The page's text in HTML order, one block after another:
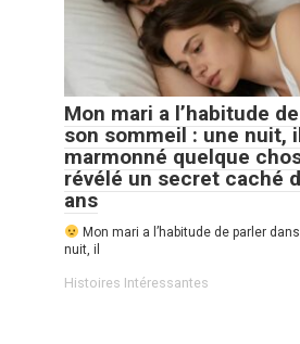
Mon mari a l’habitude
son sommeil : une nuit,
marmonné quelque
révélé un secret caché
ans
Mon mari a l’habitude de parler
nuit, il
Histoires Intéressantes